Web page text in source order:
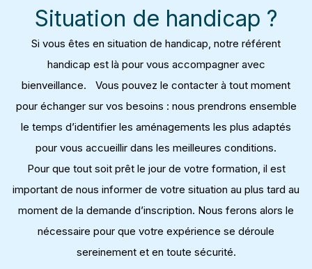
Situation de handicap ?
Si vous êtes en situation de handicap, notre référent
handicap est là pour vous accompagner avec
bienveillance. Vous pouvez le contacter à tout moment
pour échanger sur vos besoins : nous prendrons ensemble
le temps d’identifier les aménagements les plus adaptés
pour vous accueillir dans les meilleures conditions.
Pour que tout soit prêt le jour de votre formation, il est
important de nous informer de votre situation au plus tard au
moment de la demande d’inscription. Nous ferons alors le
nécessaire pour que votre expérience se déroule
sereinement et en toute sécurité.